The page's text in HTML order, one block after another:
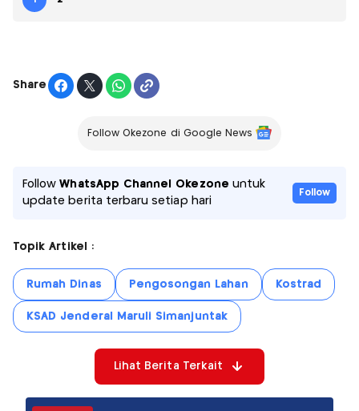
Share
Follow Okezone di Google News
FollowWhatsApp Channel Okezone untuk
update berita terbaru setiap hari
Follow
Topik Artikel :
Rumah Dinas Pengosongan Lahan Kostrad
KSAD Jenderal Maruli Simanjuntak
Lihat Berita Terkait